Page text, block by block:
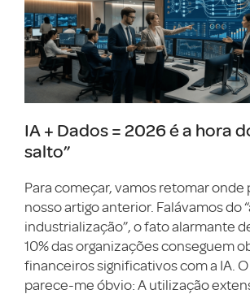
IA + Dados = 2026 é a hora
salto”
Para começar, vamos retomar onde
nosso artigo anterior. Falávamos do
industrialização”, o fato alarmante
10% das organizações conseguem
financeiros significativos com a IA.
parece-me óbvio: A utilização